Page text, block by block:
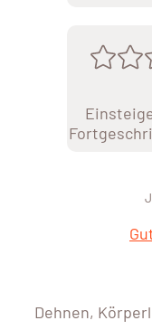
Dehnen,